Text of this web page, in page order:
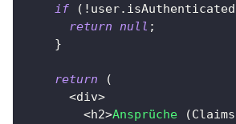
if
( ! user. isAuthenticated
return null ;
}
return
(
<div>
<h2>Ansprüche (Claims